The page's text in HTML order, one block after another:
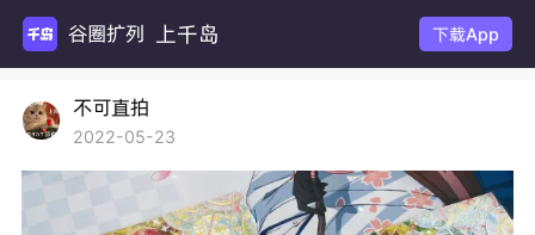
谷圈扩列 上千岛 下载App
不可直拍
2022-05-23